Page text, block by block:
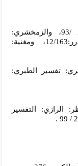
(1) ينظر: القرطبي: تفسير القرطبي:20 /93، والزمخشري:
الكشاف:4/771، والحائري: مقتنيات الدرر:12/163، ومغنية:
الكبير: 31/195، والطبري: تفسير الطبري:
الصافي:5/341، وينظر: الرازي: التفسير